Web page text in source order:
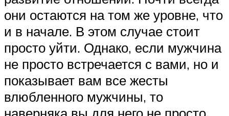
они остаются на том же уровне, что
и в начале. В этом случае стоит
просто уйти. Однако, если мужчина
не просто встречается с вами, но и
показывает вам все жесты
влюбленного мужчины, то